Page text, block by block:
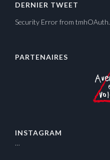
DERNIER TWEET
Security Error from tmhOAuth.
PARTENAIRES
INSTAGRAM
…